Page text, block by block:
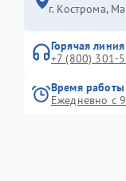
г. Кострома,
Горячая линия
+7 (800) 301-
Время работы
Ежедневно с